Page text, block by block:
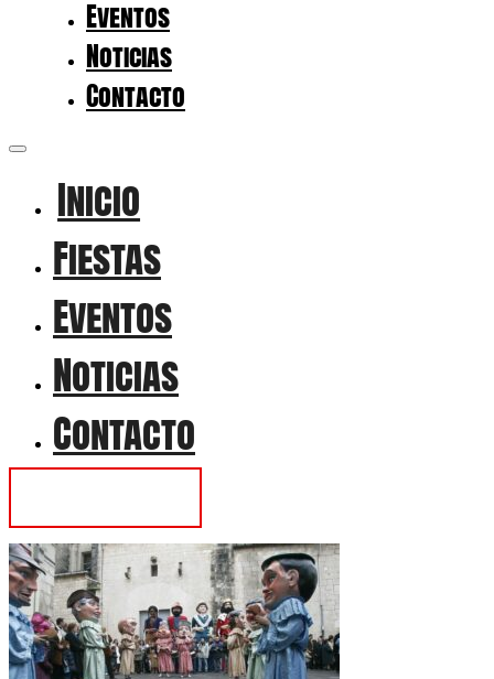
Eventos
Noticias
Contacto
Inicio
Fiestas
Eventos
Noticias
Contacto